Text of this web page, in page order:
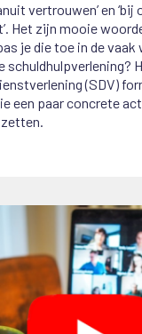
vertrouwen’ en
Het zijn mooie
je die toe in de vaak
schuldhulpverlening?
(SDV)
een paar concrete